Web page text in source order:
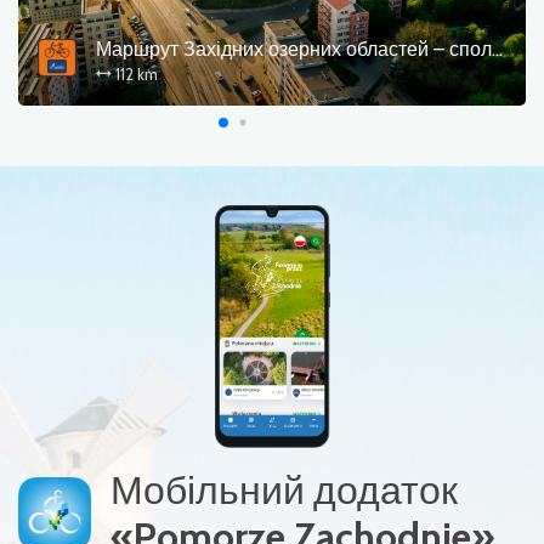
Маршрут Західних озерних областей – сполучна ланка Щецин
112 km
Мобільний додаток